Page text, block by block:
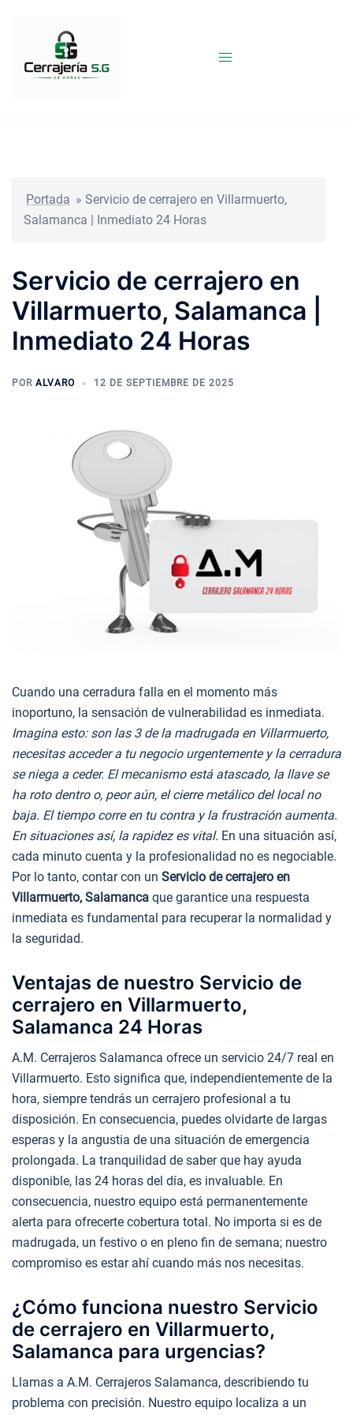
Portada » Servicio de cerrajero en Villarmuerto,
Salamanca | Inmediato 24 Horas
Servicio de cerrajero en
Villarmuerto, Salamanca |
Inmediato 24 Horas
POR ALVARO 12 DE SEPTIEMBRE DE 2025
Cuando una cerradura falla en el momento más
inoportuno, la sensación de vulnerabilidad es inmediata.
Imagina esto: son las 3 de la madrugada en Villarmuerto,
necesitas acceder a tu negocio urgentemente y la cerradura
se niega a ceder. El mecanismo está atascado, la llave se
ha roto dentro o, peor aún, el cierre metálico del local no
baja. El tiempo corre en tu contra y la frustración aumenta.
En situaciones así, la rapidez es vital. En una situación así,
cada minuto cuenta y la profesionalidad no es negociable.
Por lo tanto, contar con un Servicio de cerrajero en
Villarmuerto, Salamanca que garantice una respuesta
inmediata es fundamental para recuperar la normalidad y
la seguridad.
Ventajas de nuestro Servicio de
cerrajero en Villarmuerto,
Salamanca 24 Horas
A.M. Cerrajeros Salamanca ofrece un servicio 24/7 real en
Villarmuerto. Esto significa que, independientemente de la
hora, siempre tendrás un cerrajero profesional a tu
disposición. En consecuencia, puedes olvidarte de largas
esperas y la angustia de una situación de emergencia
prolongada. La tranquilidad de saber que hay ayuda
disponible, las 24 horas del día, es invaluable. En
consecuencia, nuestro equipo está permanentemente
alerta para ofrecerte cobertura total. No importa si es de
madrugada, un festivo o en pleno fin de semana; nuestro
compromiso es estar ahí cuando más nos necesitas.
¿Cómo funciona nuestro Servicio
de cerrajero en Villarmuerto,
Salamanca para urgencias?
Llamas a A.M. Cerrajeros Salamanca, describiendo tu
problema con precisión. Nuestro equipo localiza a un